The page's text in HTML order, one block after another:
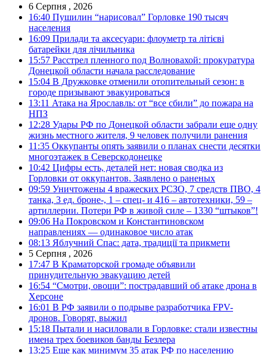
6 Серпня , 2026
16:40 Пушилин “нарисовал” Горловке 190 тысяч
населения
16:09 Прилади та аксесуари: флоуметр та літієві
батарейки для лічильника
15:57 Расстрел пленного под Волновахой: прокуратура
Донецкой области начала расследование
15:04 В Дружковке отменили отопительный сезон: в
городе призывают эвакуироваться
13:11 Атака на Ярославль: от “все сбили” до пожара на
НПЗ
12:28 Удары РФ по Донецкой области забрали еще одну
жизнь местного жителя, 9 человек получили ранения
11:35 Оккупанты опять заявили о планах снести десятки
многоэтажек в Северскодонецке
10:42 Цифры есть, деталей нет: новая сводка из
Горловки от оккупантов. Заявлено о раненых
09:59 Уничтожены 4 вражеских РСЗО, 7 средств ПВО, 4
танка, 3 ед. броне-, 1 – спец- и 416 – автотехники, 59 –
артиллерии. Потери РФ в живой силе – 1330 “штыков”!
09:06 На Покровском и Константиновском
направлениях — одинаковое число атак
08:13 Яблучний Спас: дата, традиції та прикмети
5 Серпня , 2026
17:47 В Краматорской громаде объявили
принудительную эвакуацию детей
16:54 “Смотри, овощи”: пострадавший об атаке дрона в
Херсоне
16:01 В РФ заявили о подрыве разработчика FPV-
дронов. Говорят, выжил
15:18 Пытали и насиловали в Горловке: стали известны
имена трех боевиков банды Безлера
13:25 Еще как минимум 35 атак РФ по населению